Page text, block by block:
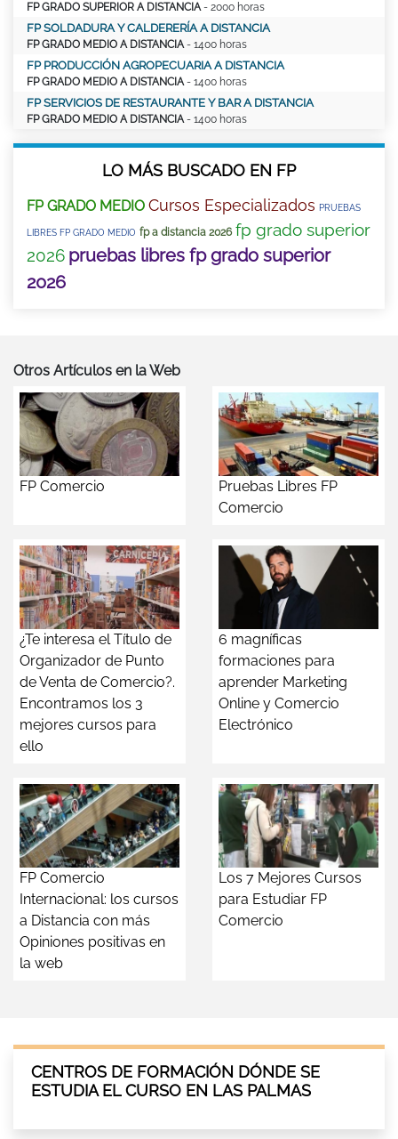
FP GRADO SUPERIOR A DISTANCIA- 2000 horas
FP SOLDADURA Y CALDERERÍA A DISTANCIA
FP GRADO MEDIO A DISTANCIA- 1400 horas
FP PRODUCCIÓN AGROPECUARIA A DISTANCIA
FP GRADO MEDIO A DISTANCIA- 1400 horas
FP SERVICIOS DE RESTAURANTE Y BAR A DISTANCIA
FP GRADO MEDIO A DISTANCIA- 1400 horas
LO MÁS BUSCADO EN FP
FP GRADO MEDIO Cursos Especializados PRUEBAS
LIBRES FP GRADO MEDIO fp a distancia 2026 fp grado superior
2026 pruebas libres fp grado superior
2026
Otros Artículos en la Web
FP Comercio
Pruebas Libres FP
Comercio
¿Te interesa el Título de
Organizador de Punto
de Venta de Comercio?.
Encontramos los 3
mejores cursos para
ello
6 magníficas
formaciones para
aprender Marketing
Online y Comercio
Electrónico
FP Comercio
Internacional: los cursos
a Distancia con más
Opiniones positivas en
la web
Los 7 Mejores Cursos
para Estudiar FP
Comercio
CENTROS DE FORMACIÓN DÓNDE SE
ESTUDIA EL CURSO EN LAS PALMAS